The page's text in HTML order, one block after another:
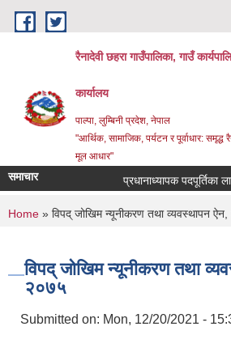
Skip to main content
रैनादेवी छहरा गाउँपालिका, गाउँ
कार्यालय
पाल्पा, लुम्बिनी प्रदेश, नेपाल
"आर्थिक, सामाजिक, पर्यटन र पूर्वाधार: समृद्ध
मूल आधार"
समाचार प्रधानाध्यापक पदपूर्तिका लागि
You are here
Home » विपद् जोखिम न्यूनीकरण तथा व्यवस्थापन
विपद् जोखिम न्यूनीकरण तथा
२०७५
Submitted on: Mon, 12/20/2021 -